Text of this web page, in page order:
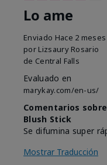
Lo ame
Enviado Hace 2 meses
por Lizsaury Rosario
de Central Falls
Evaluado en
marykay.com/en-us/
Comentarios
Blush Stick
Se difumina super
Mostrar Traducción